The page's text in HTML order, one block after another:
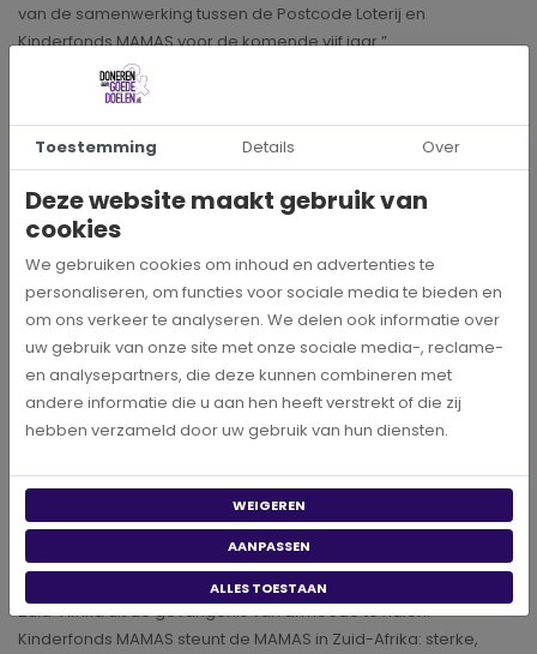
van de samenwerking tussen de Postcode Loterij en
Kinderfonds MAMAS voor de komende vijf jaar.”
Marieke Rodenhuis, Hoofd Goede Doelen bij de Postcode
MAMAS is een prachtig voorbeeld van hoe onze deelnemers
het verschil maken. Het werk van de MAMAS in Zuid-Afrika is van
grote waarde en wij geloven in hun missie om de toekomst van
tienduizenden kwetsbare kinderen te verbeteren. Deze
samenwerking.”
*Voor 6 euro per maand kunnen de MAMAS één kind de
liefdevolle aandacht, gezonde voeding, onderwijs en veiligheid
bieden om uit de gevangenis van armoede te ontsnappen. Met
de jaarlijkse gift van 500.000 kunnen de MAMAS vijf jaar lang
6.944 kinderen elke dag steunen.
--
Over Kinderfonds MAMAS
Kinderfonds MAMAS is 25 jaar geleden opgericht op persoonlijk
verzoek van Nelson Mandela, met als missie om alle kinderen in
Zuid-Afrika uit de gevangenis van armoede te halen.
Kinderfonds MAMAS steunt de MAMAS in Zuid-Afrika: sterke,
Toestemming Details Over
Deze website maakt gebruik van
cookies
We gebruiken cookies om inhoud en advertenties te
personaliseren, om functies voor sociale media te bieden en
om ons verkeer te analyseren. We delen ook informatie over
uw gebruik van onze site met onze sociale media-, reclame-
en analysepartners, die deze kunnen combineren met
andere informatie die u aan hen heeft verstrekt of die zij
hebben verzameld door uw gebruik van hun diensten.
WEIGEREN
AANPASSEN
ALLES TOESTAAN